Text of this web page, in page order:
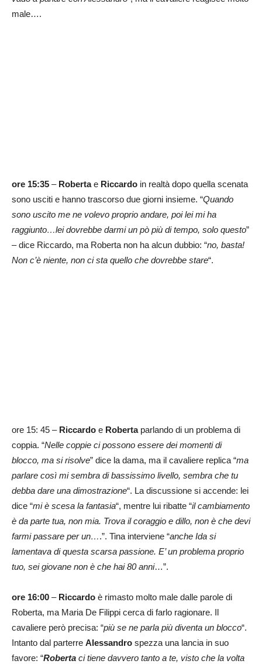
male….
ore 15:35 – Robertae Riccardo in realtà dopo quella scenata
sono usciti e hanno trascorso due giorni insieme. “Quando
sono uscito me ne volevo proprio andare, poi lei mi ha
raggiunto…lei dovrebbe darmi un pò più di tempo, solo questo”
– dice Riccardo, ma Roberta non ha alcun dubbio: “no, basta!
Non c’è niente, non ci sta quello che dovrebbe stare“.
ore 15: 45 – Riccardo e Robertaparlando di un problema di
coppia. “Nelle coppie ci possono essere dei momenti di
blocco, ma si risolve” dice la dama, ma il cavaliere replica “ma
parlare così mi sembra di bassissimo livello, sembra che tu
debba dare una dimostrazione“. La discussione si accende: lei
dice “mi è scesa la fantasia“, mentre lui ribatte “il cambiamento
è da parte tua, non mia. Trova il coraggio e dillo, non è che devi
farmi passare per un….”. Tina interviene “anche Ida si
lamentava di questa scarsa passione. E’ un problema proprio
tuo, sei giovane non è che hai 80 anni…”.
ore 16:00 – Riccardo è rimasto molto male dalle parole di
Roberta, ma Maria De Filippi cerca di farlo ragionare. Il
cavaliere però precisa: “più se ne parla più diventa un blocco“.
Intanto dal parterre Alessandro spezza una lancia in suo
favore: “Roberta ci tiene davvero tanto a te, visto che la volta